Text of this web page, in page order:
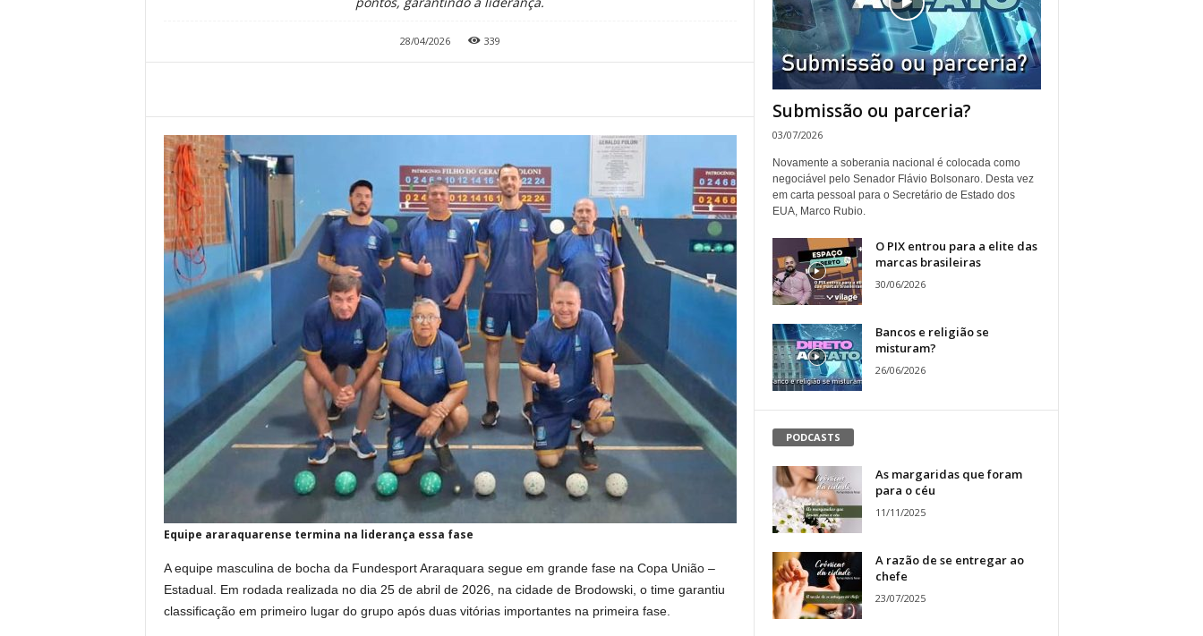
28/04/2026 339
Equipe araraquarense termina na liderança essa fase
A equipe masculina de bocha da Fundesport Araraquara segue em grande fase na Copa União –
Estadual. Em rodada realizada no dia 25 de abril de 2026, na cidade de Brodowski, o time garantiu
classificação em primeiro lugar do grupo após duas vitórias importantes na primeira fase.
Submissão ou parceria?
03/07/2026
Novamente a soberania nacional é colocada como
negociável pelo Senador Flávio Bolsonaro. Desta vez
em carta pessoal para o Secretário de Estado dos
EUA, Marco Rubio.
O PIX entrou para a elite das
marcas brasileiras
30/06/2026
Bancos e religião se
misturam?
26/06/2026
PODCASTS
As margaridas que foram
para o céu
11/11/2025
A razão de se entregar ao
chefe
23/07/2025